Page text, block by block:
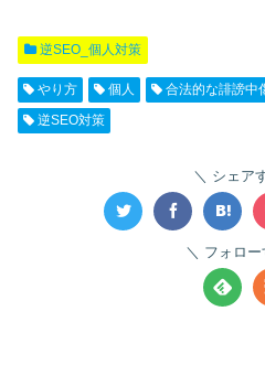
逆SEO_個人対策
やり方 個人 合法的な誹謗中
逆SEO対策
シェア
フォロー